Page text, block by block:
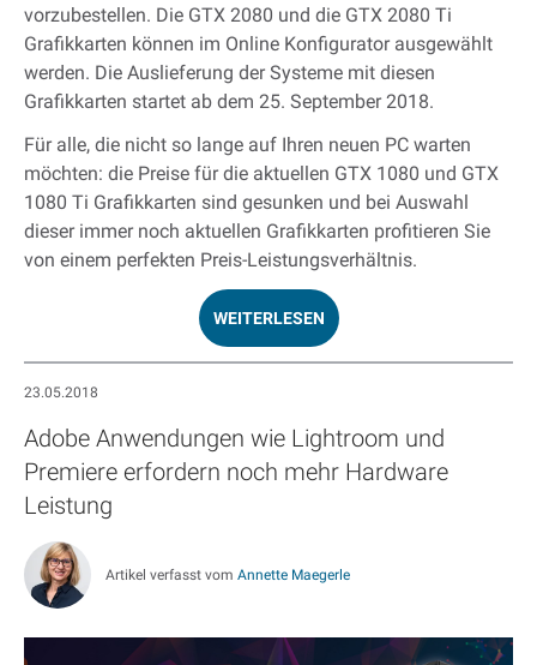
vorzubestellen. Die GTX 2080 und die GTX 2080 Ti
Grafikkarten können im Online Konfigurator ausgewählt
werden. Die Auslieferung der Systeme mit diesen
Grafikkarten startet ab dem 25. September 2018.
Für alle, die nicht so lange auf Ihren neuen PC warten
möchten: die Preise für die aktuellen GTX 1080 und GTX
1080 Ti Grafikkarten sind gesunken und bei Auswahl
dieser immer noch aktuellen Grafikkarten profitieren Sie
von einem perfekten Preis-Leistungsverhältnis.
WEITERLESEN
23.05.2018
Adobe Anwendungen wie Lightroom und
Premiere erfordern noch mehr Hardware
Leistung
Artikel verfasst vom Annette Maegerle